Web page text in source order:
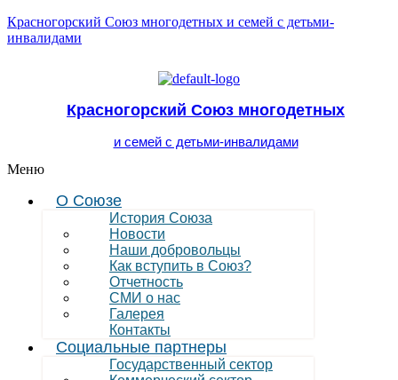
Красногорский Союз многодетных и семей с детьми-
инвалидами
Красногорский Союз многодетных
и семей с детьми-инвалидами
Меню
О Союзе
История Союза
Новости
Наши добровольцы
Как вступить в Союз?
Отчетность
СМИ о нас
Галерея
Контакты
Социальные партнеры
Государственный сектор